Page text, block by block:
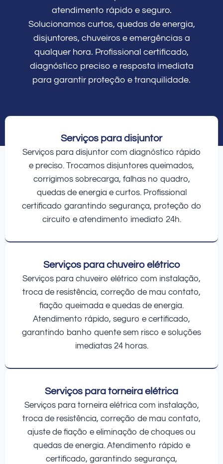
atendimento rápido e seguro.
Solucionamos curtos, quedas de energia,
disjuntores, chuveiros e emergências a
qualquer hora. Profissional certificado,
diagnóstico preciso e resposta imediata
para garantir proteção e tranquilidade.
Serviços para disjuntor
Serviços para disjuntor com diagnóstico rápido
e preciso. Trocamos disjuntores queimados,
corrigimos sobrecarga, falhas no quadro,
quedas de energia e curtos. Profissional
certificado garantindo segurança, proteção do
circuito e atendimento imediato 24h.
Serviços para chuveiro elétrico
Serviços para chuveiro elétrico com instalação,
troca de resistência, correção de mau contato,
fiação queimada e quedas de energia.
Atendimento rápido, seguro e certificado,
garantindo banho quente sem risco e soluções
imediatas 24 horas.
Serviços para torneira elétrica
Serviços para torneira elétrica com instalação,
troca de resistência, correção de mau contato,
ajuste de fiação e eliminação de choques ou
quedas de energia. Atendimento rápido e
certificado, garantindo segurança,